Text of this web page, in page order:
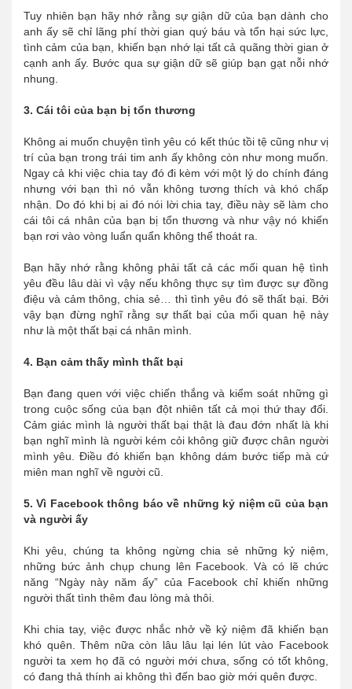
Tuy nhiên bạn hãy nhớ rằng sự giận dữ của bạn dành cho
anh ấy sẽ chỉ lãng phí thời gian quý báu và tổn hại sức lực,
tình cảm của bạn, khiến bạn nhớ lại tất cả quãng thời gian ở
cạnh anh ấy. Bước qua sự giận dữ sẽ giúp bạn gạt nỗi nhớ
nhung.
3. Cái tôi của bạn bị tổn thương
Không ai muốn chuyện tình yêu có kết thúc tồi tệ cũng như vị
trí của bạn trong trái tim anh ấy không còn như mong muốn.
Ngay cả khi việc chia tay đó đi kèm với một lý do chính đáng
nhưng với bạn thì nó vẫn không tương thích và khó chấp
nhận. Do đó khi bị ai đó nói lời chia tay, điều này sẽ làm cho
cái tôi cá nhân của bạn bị tổn thương và như vậy nó khiến
bạn rơi vào vòng luẩn quẩn không thể thoát ra.
Bạn hãy nhớ rằng không phải tất cả các mối quan hệ tình
yêu đều lâu dài vì vậy nếu không thực sự tìm được sự đồng
điệu và cảm thông, chia sẻ… thì tình yêu đó sẽ thất bại. Bởi
vậy bạn đừng nghĩ rằng sự thất bại của mối quan hệ này
như là một thất bại cá nhân mình.
4. Bạn cảm thấy mình thất bại
Bạn đang quen với việc chiến thắng và kiểm soát những gì
trong cuộc sống của bạn đột nhiên tất cả mọi thứ thay đổi.
Cảm giác mình là người thất bại thật là đau đớn nhất là khi
bạn nghĩ mình là người kém cỏi không giữ được chân người
mình yêu. Điều đó khiến bạn không dám bước tiếp mà cứ
miên man nghĩ về người cũ.
5. Vì Facebook thông báo về những kỷ niệm cũ của bạn
và người ấy
Khi yêu, chúng ta không ngừng chia sẻ những kỷ niệm,
những bức ảnh chụp chung lên Facebook. Và có lẽ chức
năng “Ngày này năm ấy” của Facebook chỉ khiến những
người thất tình thêm đau lòng mà thôi.
Khi chia tay, việc được nhắc nhở về kỷ niệm đã khiến bạn
khó quên. Thêm nữa còn lâu lâu lại lén lút vào Facebook
người ta xem họ đã có người mới chưa, sống có tốt không,
có đang thả thính ai không thì đến bao giờ mới quên được.